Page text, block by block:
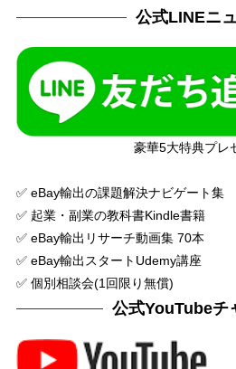
公式LINEニ
豪華5大特典プレ
✅ eBay輸出の課題解決ナビゲート集
✅ 起業・副業の教科書Kindle書籍
✅ eBay輸出リサーチ動画集 70本
✅ eBay輸出スタートUdemy講座
✅ 個別相談会(1回限り無償)
公式YouTubeチ